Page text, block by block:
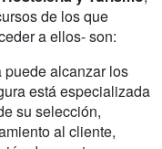
de los que
a ellos- son:
alcanzar los
está especializada
su selección,
al cliente,